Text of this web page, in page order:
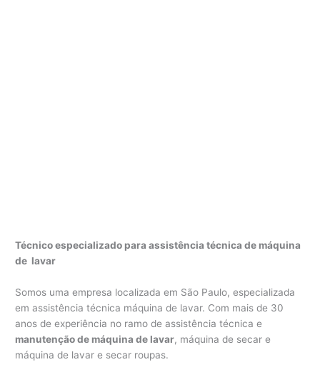
Técnico especializado para assistência técnica de máquina
de lavar
Somos uma empresa localizada em São Paulo, especializada
em assistência técnica máquina de lavar. Com mais de 30
anos de experiência no ramo de assistência técnica e
manutenção de máquina de lavar, máquina de secar e
máquina de lavar e secar roupas.